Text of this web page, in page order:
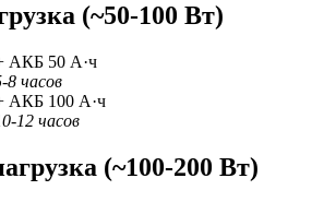
(~50-100 Вт)
АКБ 50 А·ч
часов
АКБ 100 А·ч
12 часов
(~100-200 Вт)